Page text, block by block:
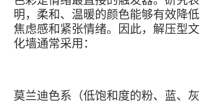
明，柔和、温暖的颜色能够有效降低
焦虑感和紧张情绪。因此，解压型文
化墙通常采用：
莫兰迪色系（低饱和度的粉、蓝、灰